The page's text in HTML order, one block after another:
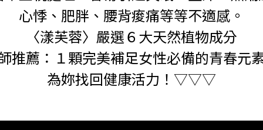
心悸、肥胖、腰背痠痛等等不適感。
〈漾芙蓉〉嚴選６大天然植物成分
推薦：１顆完美補足女性必備的青春元
為妳找回健康活力！▽▽▽